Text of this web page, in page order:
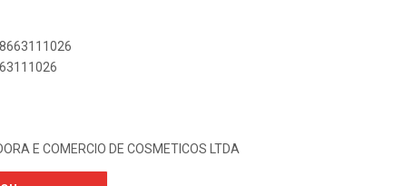
E COMERCIO DE COSMETICOS LTDA